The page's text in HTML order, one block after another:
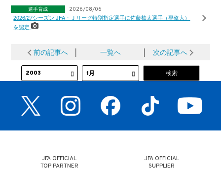
選手育成 2026/08/06
2026/27シーズン JFA・Ｊリーグ特別指定選手に佐藤柚太選手（専修大）
を認定
前の記事へ 一覧へ 次の記事へ
JFA OFFICIAL
TOP PARTNER
JFA OFFICIAL
SUPPLIER